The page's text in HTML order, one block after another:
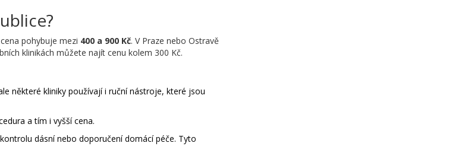
pohybuje mezi 400 a 900 Kč. V Praze nebo Ostravě
klinikách můžete najít cenu kolem 300 Kč.
některé kliniky používají i ruční nástroje, které jsou
a tím i vyšší cena.
dásní nebo doporučení domácí péče. Tyto